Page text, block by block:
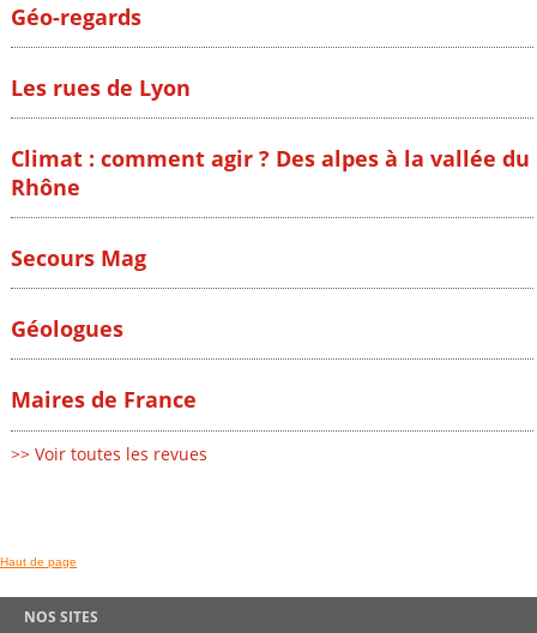
Géo-regards
Les rues de Lyon
Climat : comment agir ? Des alpes à la vallée du
Rhône
Secours Mag
Géologues
Maires de France
>> Voir toutes les revues
Haut de page
NOS SITES